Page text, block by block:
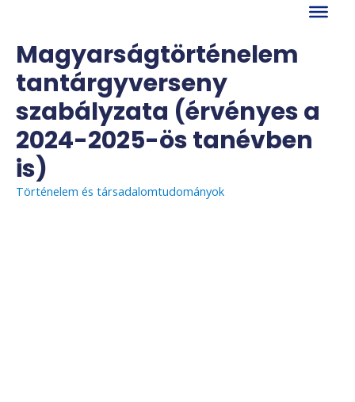
contentMagyarságtörténelem
tantárgyverseny
szabályzata (érvényes a
2024-2025-ös tanévben
is)
Történelem és társadalomtudományok